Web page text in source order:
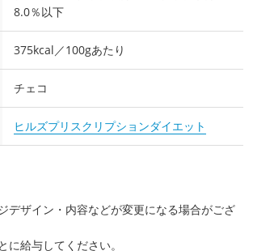
8.0％以下
375kcal／100gあたり
チェコ
ヒルズプリスクリプションダイエット
デザイン・内容などが変更になる場合がござ
に給与してください。